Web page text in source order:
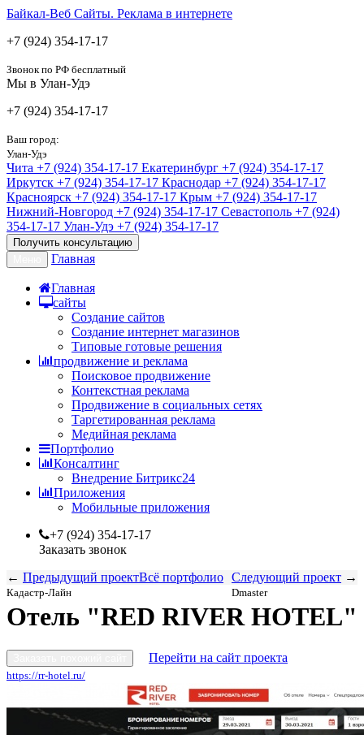
Байкал-Веб Сайты. Реклама в интернете
+7 (924) 354-17-17
Звонок по РФ бесплатный
Мы в Улан-Удэ
+7 (924) 354-17-17
Ваш город:
Улан-Удэ
Чита +7 (924) 354-17-17 Екатеринбург +7 (924) 354-17-17
Иркутск +7 (924) 354-17-17 Краснодар +7 (924) 354-17-17
Красноярск +7 (924) 354-17-17 Крым +7 (924) 354-17-17
Нижний-Новгород +7 (924) 354-17-17 Севастополь +7 (924)
354-17-17 Улан-Удэ +7 (924) 354-17-17
Получить консультацию
Главная
Главная
сайты
Создание сайтов
Создание интернет магазинов
Типовые готовые решения
продвижение и реклама
Поисковое продвижение
Контекстная реклама
Продвижение в социальных сетях
Таргетированная реклама
Медийная реклама
Портфолио
Консалтинг
Внедрение Битрикс24
Приложения
Мобильные приложения
+7 (924) 354-17-17
Заказать звонок
← Предыдущий проект
Кадастр-Лайн
Всё портфолио Следующий проект →
Dmaster
Отель "RED RIVER HOTEL"
Перейти на сайт проекта
https://rr-hotel.ru/